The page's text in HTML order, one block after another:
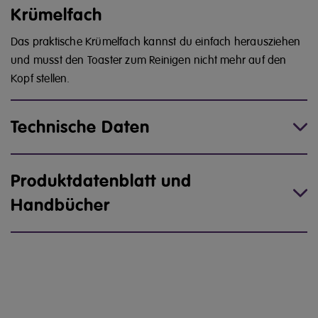
Krümelfach
Das praktische Krümelfach kannst du einfach herausziehen
und musst den Toaster zum Reinigen nicht mehr auf den
Kopf stellen.
Technische Daten
Produktdatenblatt und
Handbücher